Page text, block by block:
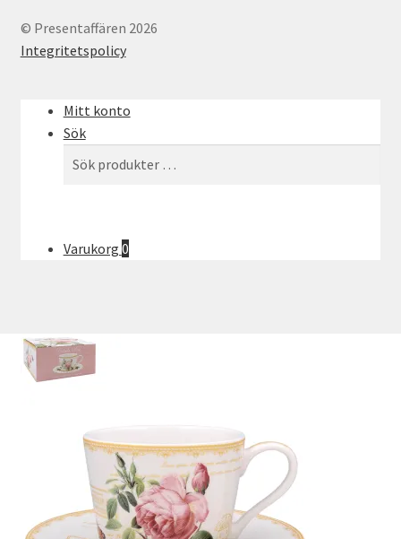
© Presentaffären 2026
Integritetspolicy
Mitt konto
Sök
Varukorg 0